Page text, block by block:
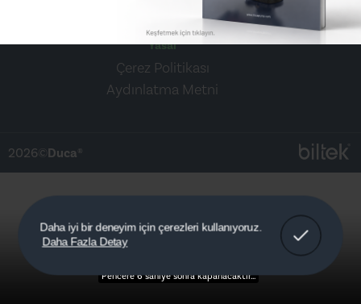
Daha iyi bir deneyim için çerezleri kullanıyoruz.
Daha Fazla Detay
Anladım!
Yasal
Çerez Politikası
Aydınlatma Metni
2026© Duca®
Pencere 5 saniye sonra kapanacaktır...